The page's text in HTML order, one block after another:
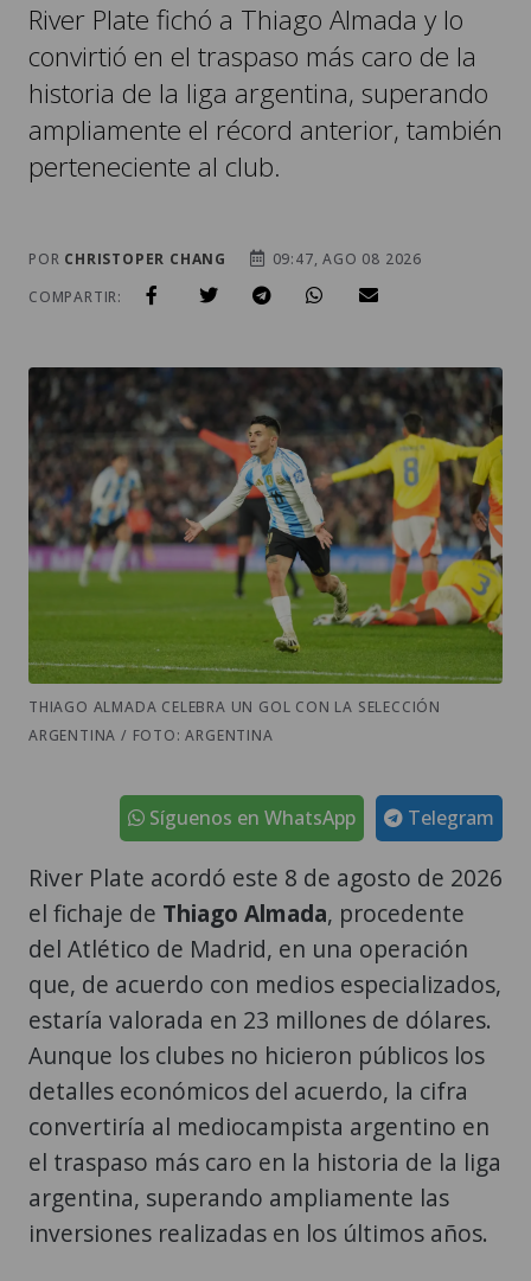
River Plate fichó a Thiago Almada y lo
convirtió en el traspaso más caro de la
historia de la liga argentina, superando
ampliamente el récord anterior, también
perteneciente al club.
POR CHRISTOPER CHANG
09:47, AGO 08 2026
COMPARTIR:
THIAGO ALMADA CELEBRA UN GOL CON LA SELECCIÓN
ARGENTINA / FOTO: ARGENTINA
Telegram
Síguenos en WhatsApp
River Plate acordó este 8 de agosto de 2026
el fichaje de Thiago Almada, procedente
del Atlético de Madrid, en una operación
que, de acuerdo con medios especializados,
estaría valorada en 23 millones de dólares.
Aunque los clubes no hicieron públicos los
detalles económicos del acuerdo, la cifra
convertiría al mediocampista argentino en
el traspaso más caro en la historia de la liga
argentina, superando ampliamente las
inversiones realizadas en los últimos años.